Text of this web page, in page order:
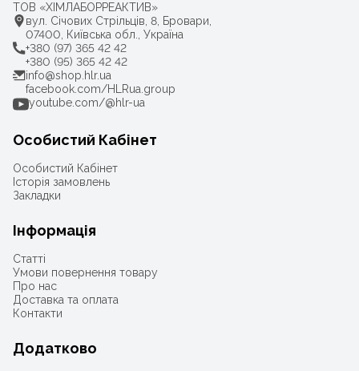
ТОВ «ХІМЛАБОРРЕАКТИВ»
вул. Січових Стрільців, 8, Бровари,
07400, Київська обл., Україна
+380 (97) 365 42 42
+380 (95) 365 42 42
info@shop.hlr.ua
facebook.com/HLRua.group
youtube.com/@hlr-ua
Особистий Кабінет
Особистий Кабінет
Історія замовлень
Закладки
Інформація
Статті
Умови повернення товару
Про нас
Доставка та оплата
Контакти
Додатково